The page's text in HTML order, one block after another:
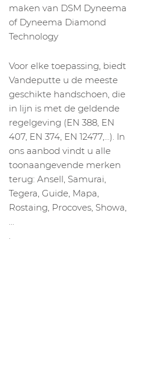
maken van DSM Dyneema
of Dyneema Diamond
Technology
Voor elke toepassing, biedt
Vandeputte u de meeste
geschikte handschoen, die
in lijn is met de geldende
regelgeving (EN 388, EN
407, EN 374, EN 12477,…). In
ons aanbod vindt u alle
toonaangevende merken
terug: Ansell, Samurai,
Tegera, Guide, Mapa,
Rostaing, Procoves, Showa,
…
.